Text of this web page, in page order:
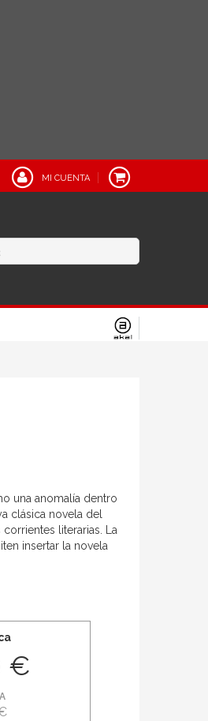
MI CUENTA
una anomalía dentro
clásica novela del
literarias. La
insertar la novela
€